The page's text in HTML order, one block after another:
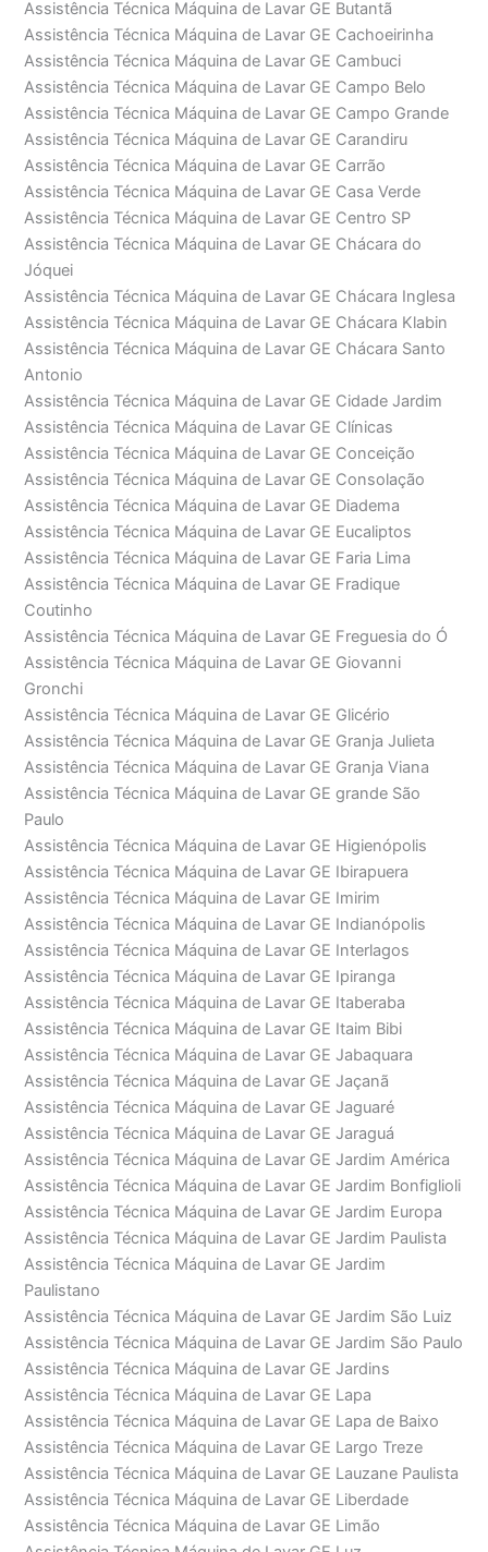
Assistência Técnica Máquina de Lavar GE Butantã
Assistência Técnica Máquina de Lavar GE Cachoeirinha
Assistência Técnica Máquina de Lavar GE Cambuci
Assistência Técnica Máquina de Lavar GE Campo Belo
Assistência Técnica Máquina de Lavar GE Campo Grande
Assistência Técnica Máquina de Lavar GE Carandiru
Assistência Técnica Máquina de Lavar GE Carrão
Assistência Técnica Máquina de Lavar GE Casa Verde
Assistência Técnica Máquina de Lavar GE Centro SP
Assistência Técnica Máquina de Lavar GE Chácara do
Jóquei
Assistência Técnica Máquina de Lavar GE Chácara Inglesa
Assistência Técnica Máquina de Lavar GE Chácara Klabin
Assistência Técnica Máquina de Lavar GE Chácara Santo
Antonio
Assistência Técnica Máquina de Lavar GE Cidade Jardim
Assistência Técnica Máquina de Lavar GE Clínicas
Assistência Técnica Máquina de Lavar GE Conceição
Assistência Técnica Máquina de Lavar GE Consolação
Assistência Técnica Máquina de Lavar GE Diadema
Assistência Técnica Máquina de Lavar GE Eucaliptos
Assistência Técnica Máquina de Lavar GE Faria Lima
Assistência Técnica Máquina de Lavar GE Fradique
Coutinho
Assistência Técnica Máquina de Lavar GE Freguesia do Ó
Assistência Técnica Máquina de Lavar GE Giovanni
Gronchi
Assistência Técnica Máquina de Lavar GE Glicério
Assistência Técnica Máquina de Lavar GE Granja Julieta
Assistência Técnica Máquina de Lavar GE Granja Viana
Assistência Técnica Máquina de Lavar GE grande São
Paulo
Assistência Técnica Máquina de Lavar GE Higienópolis
Assistência Técnica Máquina de Lavar GE Ibirapuera
Assistência Técnica Máquina de Lavar GE Imirim
Assistência Técnica Máquina de Lavar GE Indianópolis
Assistência Técnica Máquina de Lavar GE Interlagos
Assistência Técnica Máquina de Lavar GE Ipiranga
Assistência Técnica Máquina de Lavar GE Itaberaba
Assistência Técnica Máquina de Lavar GE Itaim Bibi
Assistência Técnica Máquina de Lavar GE Jabaquara
Assistência Técnica Máquina de Lavar GE Jaçanã
Assistência Técnica Máquina de Lavar GE Jaguaré
Assistência Técnica Máquina de Lavar GE Jaraguá
Assistência Técnica Máquina de Lavar GE Jardim América
Assistência Técnica Máquina de Lavar GE Jardim Bonfiglioli
Assistência Técnica Máquina de Lavar GE Jardim Europa
Assistência Técnica Máquina de Lavar GE Jardim Paulista
Assistência Técnica Máquina de Lavar GE Jardim
Paulistano
Assistência Técnica Máquina de Lavar GE Jardim São Luiz
Assistência Técnica Máquina de Lavar GE Jardim São Paulo
Assistência Técnica Máquina de Lavar GE Jardins
Assistência Técnica Máquina de Lavar GE Lapa
Assistência Técnica Máquina de Lavar GE Lapa de Baixo
Assistência Técnica Máquina de Lavar GE Largo Treze
Assistência Técnica Máquina de Lavar GE Lauzane Paulista
Assistência Técnica Máquina de Lavar GE Liberdade
Assistência Técnica Máquina de Lavar GE Limão